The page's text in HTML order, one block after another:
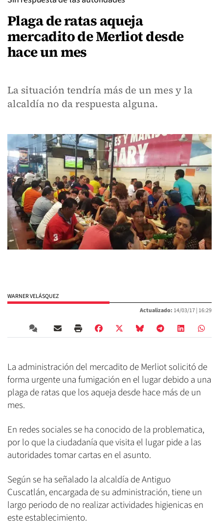
Plaga de ratas aqueja
mercadito de Merliot desde
hace un mes
La situación tendría más de un mes y la
alcaldía no da respuesta alguna.
WARNER VELÁSQUEZ
Actualizado: 14/03/17 | 16:29
La administración del mercadito de Merliot solicitó de
forma urgente una fumigación en el lugar debido a una
plaga de ratas que los aqueja desde hace más de un
mes.
En redes sociales se ha conocido de la problematica,
por lo que la ciudadanía que visita el lugar pide a las
autoridades tomar cartas en el asunto.
Según se ha señalado la alcaldía de Antiguo
Cuscatlán, encargada de su administración, tiene un
largo periodo de no realizar actividades higienicas en
este establecimiento.